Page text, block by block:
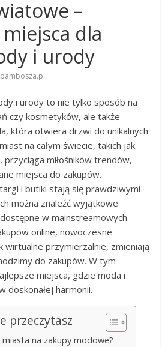
–
dla
i urody
bambosza.pl
i urody to nie tylko sposób na
czy kosmetyków, ale także
która otwiera drzwi do unikalnych
na całym świecie, takich jak
przyciąga miłośników trendów,
miejsca do zakupów.
i butiki stają się prawdziwymi
można znaleźć wyjątkowe
w mainstreamowych
online, nowoczesne
wirtualne przymierzalnie, zmieniają
do zakupów. W tym
miejsca, gdzie moda i
doskonałej harmonii.
przeczytasz
miasta na zakupy modowe?